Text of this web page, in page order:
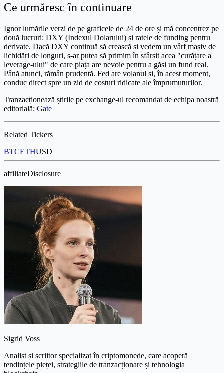
Ce urmăresc în continuare
Ignor lumările verzi de pe graficele de 24 de ore și mă concentrez pe
două lucruri: DXY (Indexul Dolarului) și ratele de funding pentru
derivate. Dacă DXY continuă să crească și vedem un vârf masiv de
lichidări de longuri, s-ar putea să primim în sfârșit acea "curățare a
leverage-ului" de care piața are nevoie pentru a găsi un fund real.
Până atunci, rămân prudentă. Fed are volanul și, în acest moment,
conduc direct spre un zid de costuri ridicate ale împrumuturilor.
Tranzacționează știrile pe exchange-ul recomandat de echipa noastră
editorială: Gate
Related Tickers
BTCETHUSD
affiliateDisclosure
Sigrid Voss
Analist și scriitor specializat în criptomonede, care acoperă
tendințele pieței, strategiile de tranzacționare și tehnologia